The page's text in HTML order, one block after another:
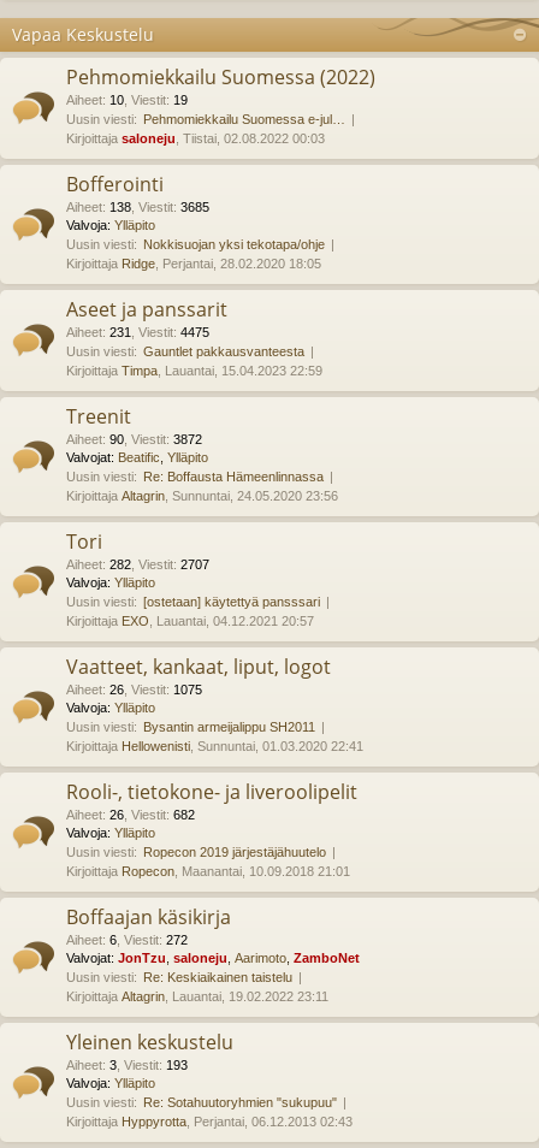
Vapaa Keskustelu
Pehmomiekkailu Suomessa (2022)
Aiheet: 10 Viestit: 19
Uusin viesti: Pehmomiekkailu Suomessa e-jul…
Kirjoittaja saloneju , Tiistai, 02.08.2022 00:03
Bofferointi
Aiheet: 138 Viestit: 3685
Valvoja: Ylläpito
Uusin viesti: Nokkisuojan yksi tekotapa/ohje
Kirjoittaja Ridge , Perjantai, 28.02.2020 18:05
Aseet ja panssarit
Aiheet: 231 Viestit: 4475
Uusin viesti: Gauntlet pakkausvanteesta
Kirjoittaja Timpa , Lauantai, 15.04.2023 22:59
Treenit
Aiheet: 90 Viestit: 3872
Valvojat: Beatific Ylläpito
Uusin viesti: Re: Boffausta Hämeenlinnassa
Kirjoittaja Altagrin , Sunnuntai, 24.05.2020 23:56
Tori
Aiheet: 282 Viestit: 2707
Valvoja: Ylläpito
Uusin viesti: [ostetaan] käytettyä pansssari
Kirjoittaja EXO , Lauantai, 04.12.2021 20:57
Vaatteet, kankaat, liput, logot
Aiheet: 26 Viestit: 1075
Valvoja: Ylläpito
Uusin viesti: Bysantin armeijalippu SH2011
Kirjoittaja Hellowenisti , Sunnuntai, 01.03.2020 22:41
Rooli-, tietokone- ja liveroolipelit
Aiheet: 26 Viestit: 682
Valvoja: Ylläpito
Uusin viesti: Ropecon 2019 järjestäjähuutelo
Kirjoittaja Ropecon , Maanantai, 10.09.2018 21:01
Boffaajan käsikirja
Aiheet: 6 Viestit: 272
Valvojat: JonTzu saloneju Aarimoto ZamboNet
Uusin viesti: Re: Keskiaikainen taistelu
Kirjoittaja Altagrin , Lauantai, 19.02.2022 23:11
Yleinen keskustelu
Aiheet: 3 Viestit: 193
Valvoja: Ylläpito
Uusin viesti: Re: Sotahuutoryhmien "sukupuu"
Kirjoittaja Hyppyrotta , Perjantai, 06.12.2013 02:43